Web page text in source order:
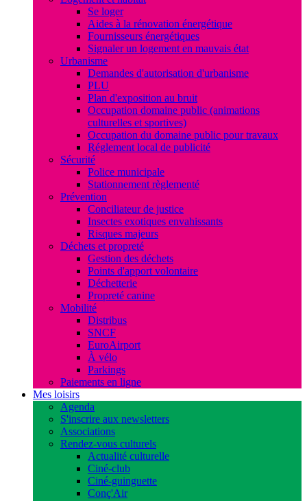
Se loger
Aides à la rénovation énergétique
Fournisseurs énergétiques
Signaler un logement en mauvais état
Urbanisme
Demandes d'autorisation d'urbanisme
PLU
Plan d'exposition au bruit
Occupation domaine public (animations
culturelles et sportives)
Occupation du domaine public pour travaux
Réglement local de publicité
Sécurité
Police municipale
Stationnement règlementé
Prévention
Conciliateur de justice
Insectes exotiques envahissants
Risques majeurs
Déchets et propreté
Gestion des déchets
Points d'apport volontaire
Déchetterie
Propreté canine
Mobilité
Distribus
SNCF
EuroAirport
À vélo
Parkings
Paiements en ligne
Mes loisirs
Agenda
S'inscrire aux newsletters
Associations
Rendez-vous culturels
Actualité culturelle
Ciné-club
Ciné-guinguette
Conç'Air